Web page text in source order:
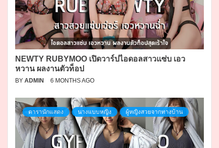
NEWTY RUBYMOO เปิดวาร์ปไอดอลสาวแซ่บ เอว
หวาน ผลงานตัวท็อป
BY ADMIN 6 MONTHS AGO
ดารานักแสดง นางแบบหญิง ผู้หญิงสวยจากทางบ้าน